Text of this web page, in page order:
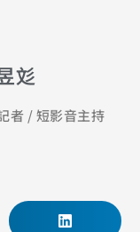
彣
者 / 短影音主持